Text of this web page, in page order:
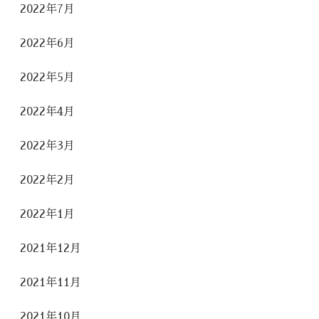
2022年7月
2022年6月
2022年5月
2022年4月
2022年3月
2022年2月
2022年1月
2021年12月
2021年11月